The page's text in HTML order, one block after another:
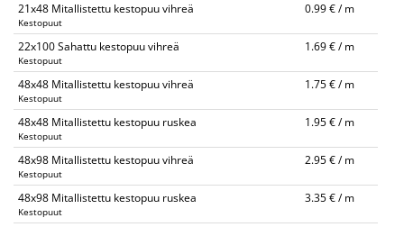
21x48 Mitallistettu kestopuu vihreä
Kestopuut
0.99 € / m
22x100 Sahattu kestopuu vihreä
Kestopuut
1.69 € / m
48x48 Mitallistettu kestopuu vihreä
Kestopuut
1.75 € / m
48x48 Mitallistettu kestopuu ruskea
Kestopuut
1.95 € / m
48x98 Mitallistettu kestopuu vihreä
Kestopuut
2.95 € / m
48x98 Mitallistettu kestopuu ruskea
Kestopuut
3.35 € / m